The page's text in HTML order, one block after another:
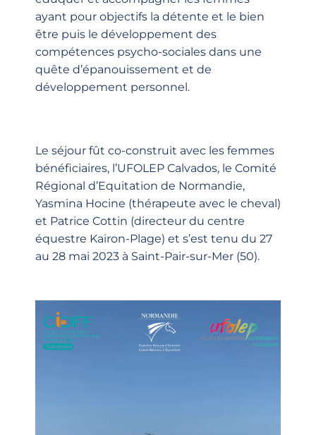
ayant pour objectifs la détente et le bien
être puis le développement des
compétences psycho-sociales dans une
quête d’épanouissement et de
développement personnel.
Le séjour fût co-construit avec les femmes
bénéficiaires, l’UFOLEP Calvados, le Comité
Régional d’Equitation de Normandie,
Yasmina Hocine (thérapeute avec le cheval)
et Patrice Cottin (directeur du centre
équestre Kairon-Plage) et s’est tenu du 27
au 28 mai 2023 à Saint-Pair-sur-Mer (50).